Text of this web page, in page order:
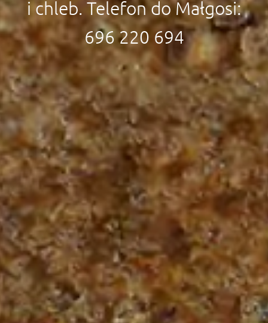
i chleb. Telefon do Małgosi:
696 220 694